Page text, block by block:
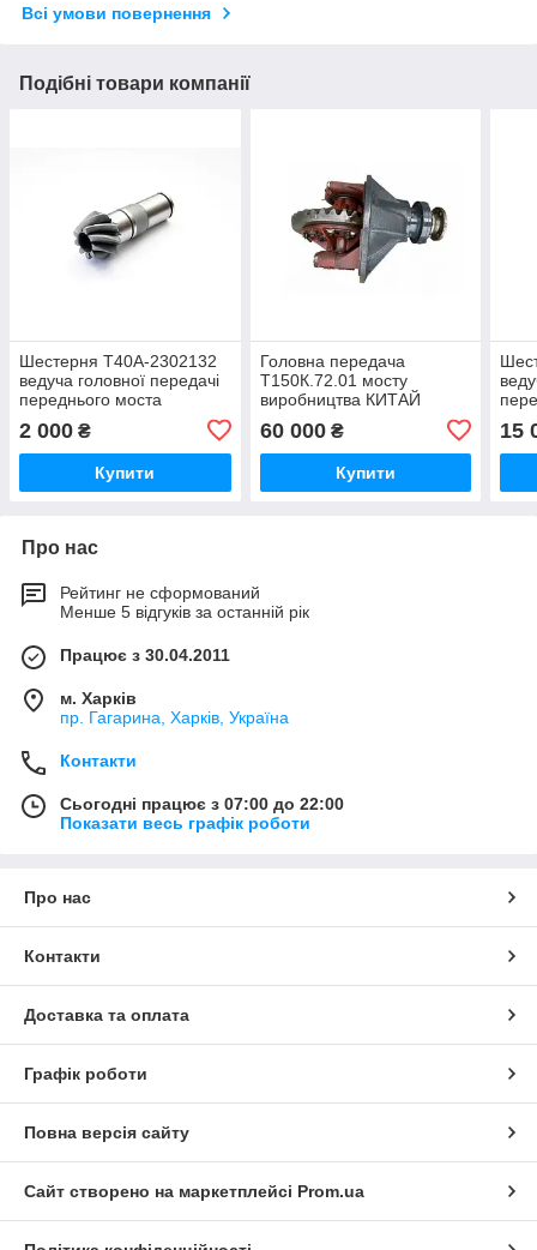
Всі умови повернення
Подібні товари компанії
Шестерня Т40А-2302132
ведуча головної передачі
переднього моста
трактора Т-40,Т-40м,Т-40
АМ,Т-40,ЛТЗ-55
2 000 ₴
Купити
Головна передача
Т150К.72.01 мосту
виробництва КИТАЙ
Т17221,Т17021
60 000₴
Купити
Т-
15
Про нас
Рейтинг не сформований
Менше 5 відгуків за останній рік
Працює з 30.04.2011
м. Харків
пр. Гагарина, Харків, Україна
Контакти
Сьогодні працює з 07:00 до 22:00
Показати весь графік роботи
Про нас
Контакти
Доставка та оплата
Графік роботи
Повна версія сайту
Сайт створено на маркетплейсі Prom.ua